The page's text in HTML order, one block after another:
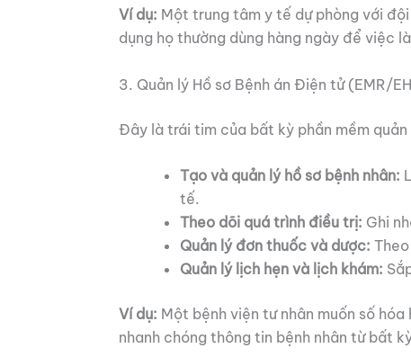
Ví dụ: Một trung tâm y tế dự phòng với
dụng họ thường dùng hàng ngày để việc
3. Quản lý Hồ sơ Bệnh án Điện tử (EMR/
Đây là trái tim của bất kỳ phần mềm
Tạo và quản lý hồ sơ bệnh nhân:
tế.
Theo dõi quá trình điều trị: Ghi
Quản lý đơn thuốc và dược:
Quản lý lịch hẹn và lịch khám:
Ví dụ: Một bệnh viện tư nhân muốn số
nhanh chóng thông tin bệnh nhân từ bất